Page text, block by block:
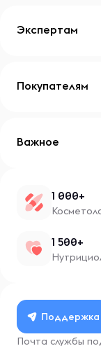
Экспертам
Покупателям
Важное
1 000+
1 500+
Поддержка
Почта службы